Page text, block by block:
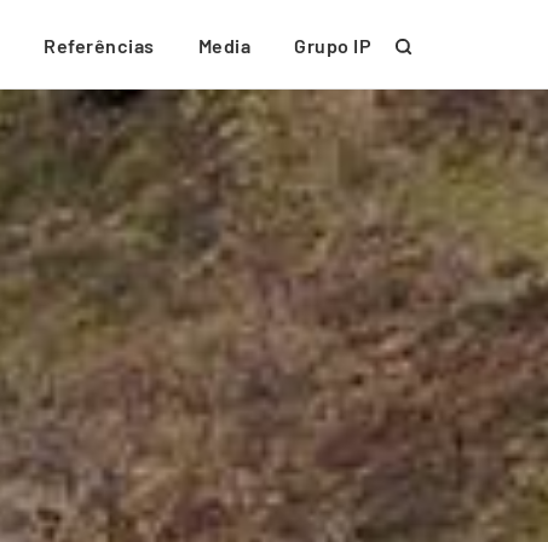
Referências Media Grupo IP